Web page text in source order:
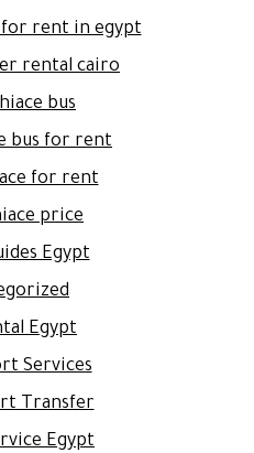
rent in egypt
rental cairo
bus
bus for rent
for rent
price
Egypt
Egypt
Services
Transfer
Egypt